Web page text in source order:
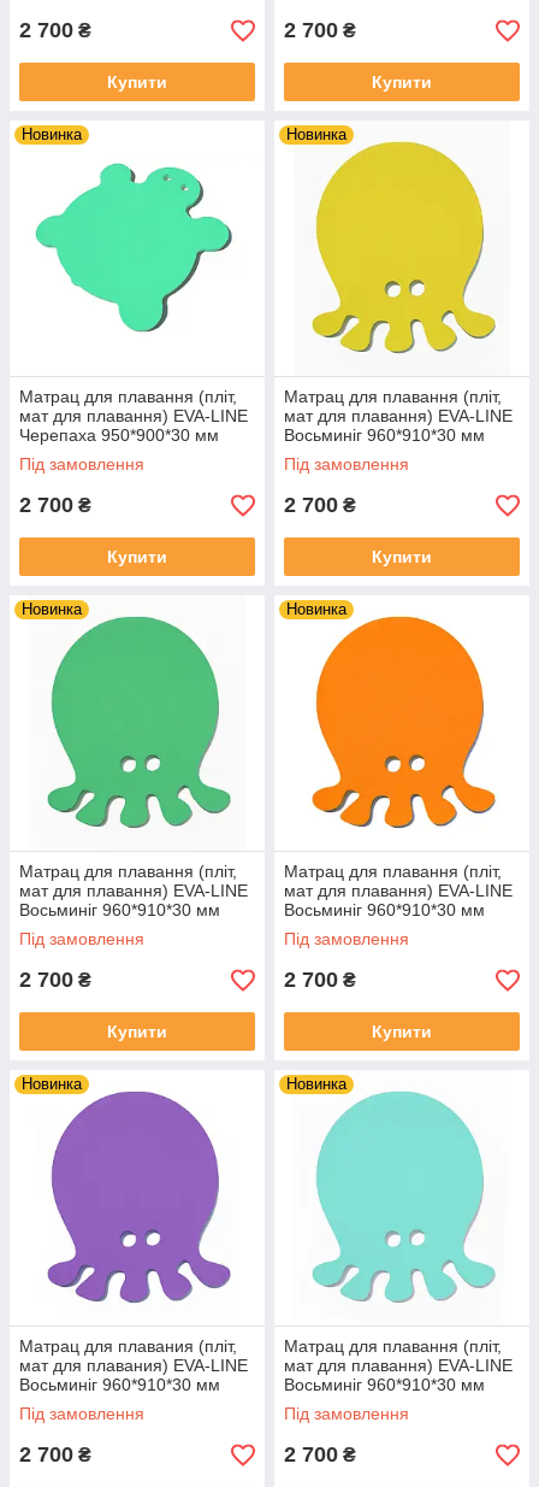
2 700 ₴
Купити
2 700 ₴
Купити
Новинка
Матрац для плавання (пліт,
мат для плавання) EVA-LINE
Черепаха 950*900*30 мм
Зелений
Під замовлення
2 700 ₴
Купити
Новинка
Матрац для плавання (пліт,
мат для плавання) EVA-LINE
Восьминіг 960*910*30 мм
Жовтий
Під замовлення
2 700 ₴
Купити
Новинка
Матрац для плавання (пліт,
мат для плавання) EVA-LINE
Восьминіг 960*910*30 мм
Зелений
Під замовлення
2 700 ₴
Купити
Новинка
Матрац для плавання (пліт,
мат для плавання) EVA-LINE
Восьминіг 960*910*30 мм
Помаранчевий
Під замовлення
2 700 ₴
Купити
Новинка
Матрац для плавания (пліт,
мат для плавания) EVA-LINE
Восьминіг 960*910*30 мм
Фіолетовий
Під замовлення
2 700 ₴
Новинка
Матрац для плавання (пліт,
мат для плавання) EVA-LINE
Восьминіг 960*910*30 мм
бірюзовий
Під замовлення
2 700 ₴